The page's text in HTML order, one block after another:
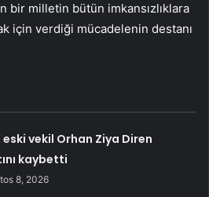
bir milletin bütün imkansızlıklara
için verdiği mücadelenin destanı
eski vekil Orhan Ziya Diren
kaybetti
8, 2026